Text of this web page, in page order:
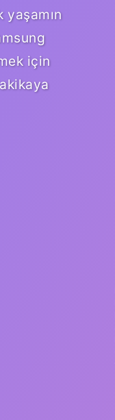
için